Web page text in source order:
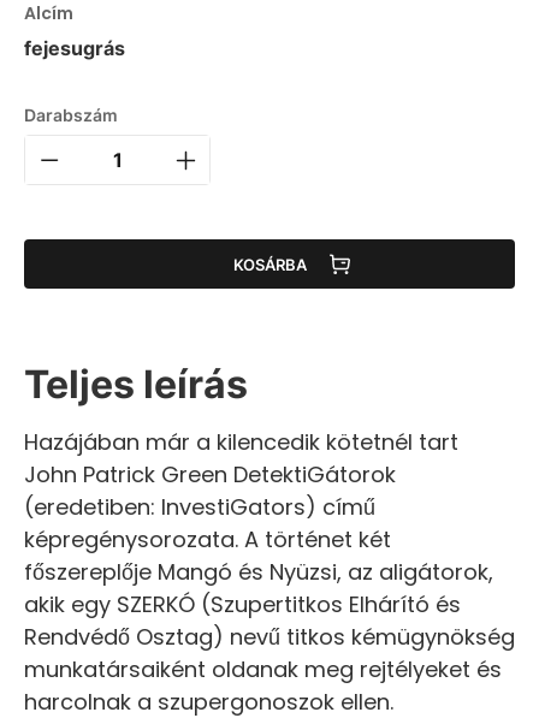
Alcím
fejesugrás
Darabszám
KOSÁRBA
Teljes leírás
Hazájában már a kilencedik kötetnél tart
John Patrick Green DetektiGátorok
(eredetiben: InvestiGators) című
képregénysorozata. A történet két
főszereplője Mangó és Nyüzsi, az aligátorok,
akik egy SZERKÓ (Szupertitkos Elhárító és
Rendvédő Osztag) nevű titkos kémügynökség
munkatársaiként oldanak meg rejtélyeket és
harcolnak a szupergonoszok ellen.